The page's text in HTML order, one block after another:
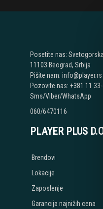
Posetite nas:
11103 Beograd, Srbija
Pišite nam: info@player.rs
Pozovite nas: +381 11 33-
Sms/Viber/WhatsApp
060/6470116
PLAYER PLUS
Brendovi
Lokacije
Zaposlenje
Garancija najnižih cena